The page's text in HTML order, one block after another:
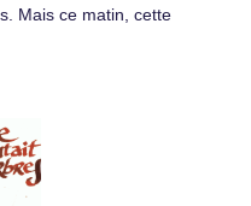
Mais ce matin, cette